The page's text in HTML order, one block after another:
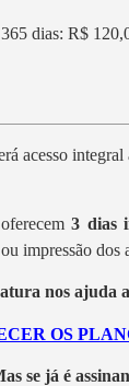
dias: R$
acesso
3 dias
impressão dos
nos ajuda
OS
se já é